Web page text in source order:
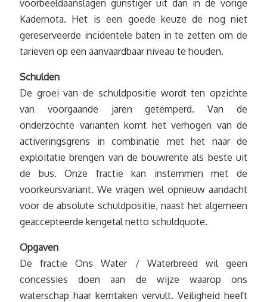
voorbeeldaanslagen gunstiger uit dan in de vorige
Kadernota. Het is een goede keuze de nog niet
gereserveerde incidentele baten in te zetten om de
tarieven op een aanvaardbaar niveau te houden.
Schulden
De groei van de schuldpositie wordt ten opzichte
van voorgaande jaren getemperd. Van de
onderzochte varianten komt het verhogen van de
activeringsgrens in combinatie met het naar de
exploitatie brengen van de bouwrente als beste uit
de bus. Onze fractie kan instemmen met de
voorkeursvariant. We vragen wel opnieuw aandacht
voor de absolute schuldpositie, naast het algemeen
geaccepteerde kengetal netto schuldquote.
Opgaven
De fractie Ons Water / Waterbreed wil geen
concessies doen aan de wijze waarop ons
waterschap haar kerntaken vervult. Veiligheid heeft